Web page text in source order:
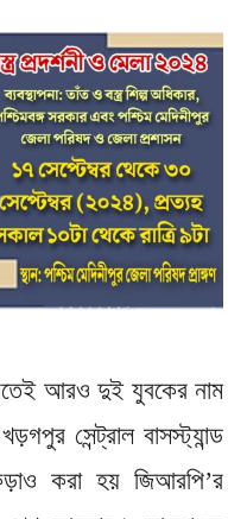
আরও দুই যুবকের নাম
সেন্ট্রাল বাসস্ট্যান্ড
করা হয় জিআরপি’র